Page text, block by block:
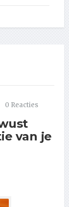
0 Reacties
van je